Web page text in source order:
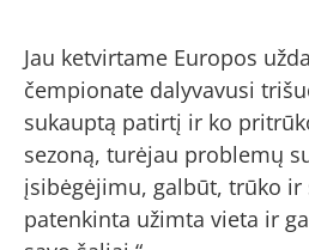
Jau ketvirtame Europos
čempionate dalyvavusi
sukauptą patirtį ir ko
sezoną, turėjau problemų
įsibėgėjimu, galbūt, trūko ir
patenkinta užimta vieta ir